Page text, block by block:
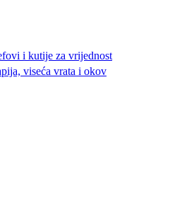
i kutije za vrijednost
viseća vrata i okov